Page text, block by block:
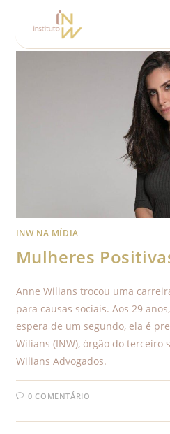
INW NA MÍDIA
Mulheres
Anne Wilians trocou uma
para causas sociais. Aos 29
espera de um segundo, ela é
Wilians (INW), órgão do terceiro
Wilians Advogados.
0 COMENTÁRIO